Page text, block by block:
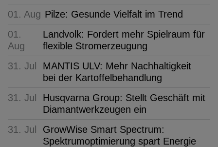
01. Aug Pilze: Gesunde Vielfalt im Trend
01.
Aug
Landvolk: Fordert mehr Spielraum für
flexible Stromerzeugung
31. Jul
MANTIS ULV: Mehr Nachhaltigkeit
bei der Kartoffelbehandlung
31. Jul
Husqvarna Group: Stellt Geschäft mit
Diamantwerkzeugen ein
31. Jul
GrowWise Smart Spectrum:
Spektrumoptimierung spart Energie